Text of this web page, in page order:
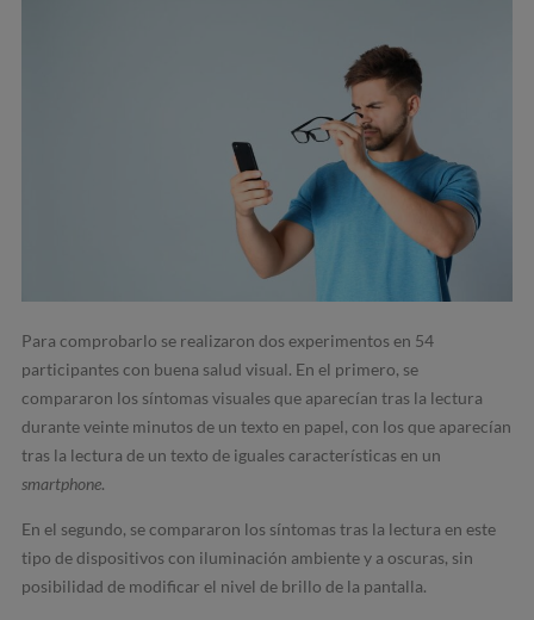
Para comprobarlo se realizaron dos experimentos en 54
participantes con buena salud visual. En el primero, se
compararon los síntomas visuales que aparecían tras la lectura
durante veinte minutos de un texto en papel, con los que aparecían
tras la lectura de un texto de iguales características en un
smartphone.
En el segundo, se compararon los síntomas tras la lectura en este
tipo de dispositivos con iluminación ambiente y a oscuras, sin
posibilidad de modificar el nivel de brillo de la pantalla.